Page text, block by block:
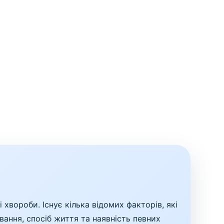
Існує кілька відомих факторів, які
спосіб життя та наявність певних